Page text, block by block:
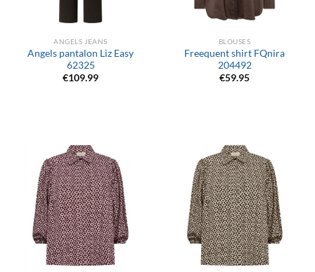
ANGELS JEANS
Angels pantalon Liz Easy
62325
€109.99
BLOUSES
Freequent shirt FQnira
204492
€59.95